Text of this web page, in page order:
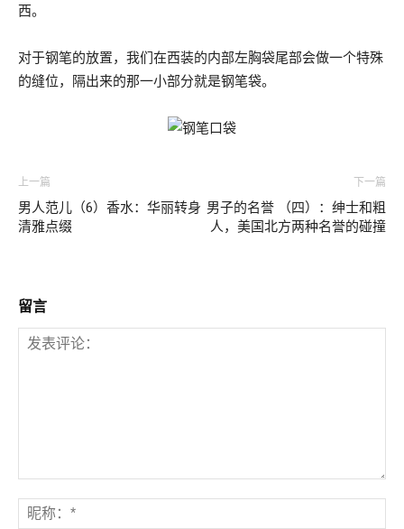
西。
对于钢笔的放置，我们在西装的内部左胸袋尾部会做一个特殊
的缝位，隔出来的那一小部分就是钢笔袋。
上一篇
男人范儿（6）香水：华丽转身
清雅点缀
下一篇
男子的名誉 （四）：绅士和粗
人，美国北方两种名誉的碰撞
留言